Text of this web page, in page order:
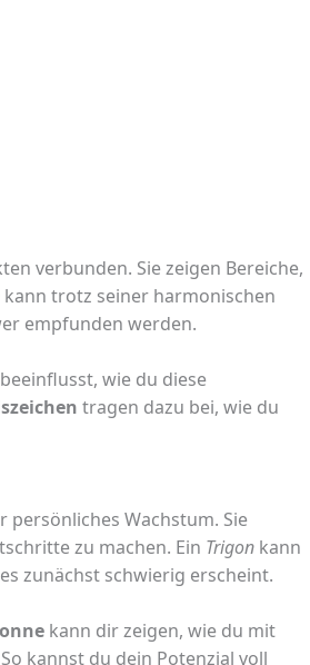
verbunden. Sie zeigen Bereiche,
kann trotz seiner harmonischen
empfunden werden.
wie du diese
tragen dazu bei, wie du
Wachstum. Sie
zu machen. Ein Trigonkann
zunächst schwierig erscheint.
kann dir zeigen, wie du mit
kannst du dein Potenzial voll